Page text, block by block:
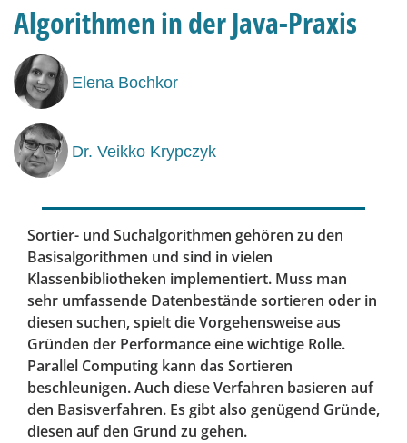
Algorithmen in der Java-Praxis
Elena Bochkor
Dr. Veikko Krypczyk
Sortier- und Suchalgorithmen gehören zu den
Basisalgorithmen und sind in vielen
Klassenbibliotheken implementiert. Muss man
sehr umfassende Datenbestände sortieren oder in
diesen suchen, spielt die Vorgehensweise aus
Gründen der Performance eine wichtige Rolle.
Parallel Computing kann das Sortieren
beschleunigen. Auch diese Verfahren basieren auf
den Basisverfahren. Es gibt also genügend Gründe,
diesen auf den Grund zu gehen.